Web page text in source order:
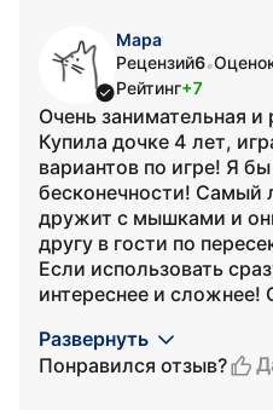
Мара
Рецензий6•
Рейтинг+7
Очень занимательная
Купила дочке 4 лет,
вариантов по игре! Я
бесконечности! Самый
дружит с мышками и
другу в гости по
Если использовать
интереснее и сложнее!
Развернуть
Понравился отзыв?